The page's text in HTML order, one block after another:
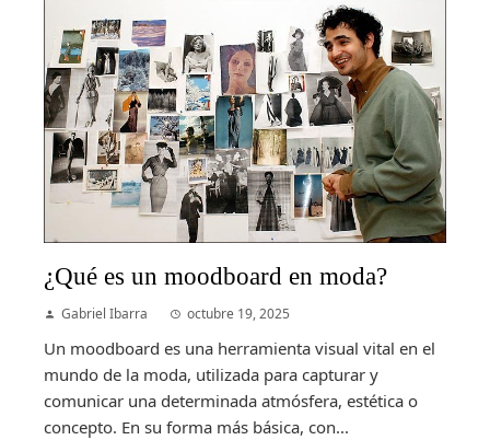
¿Qué es un moodboard en moda?
Gabriel Ibarra octubre 19, 2025
Un moodboard es una herramienta visual vital en el
mundo de la moda, utilizada para capturar y
comunicar una determinada atmósfera, estética o
concepto. En su forma más básica, con...